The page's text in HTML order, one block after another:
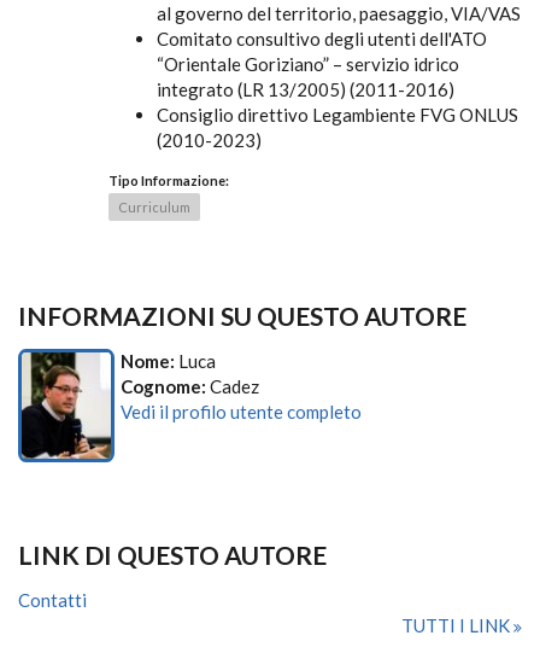
al governo del territorio, paesaggio, VIA/VAS
Comitato consultivo degli utenti dell'ATO
“Orientale Goriziano” – servizio idrico
integrato (LR 13/2005) (2011-2016)
Consiglio direttivo Legambiente FVG ONLUS
(2010-2023)
Tipo Informazione:
Curriculum
INFORMAZIONI SU QUESTO AUTORE
Nome: Luca
Cognome: Cadez
Vedi il profilo utente completo
LINK DI QUESTO AUTORE
Contatti
TUTTI I LINK